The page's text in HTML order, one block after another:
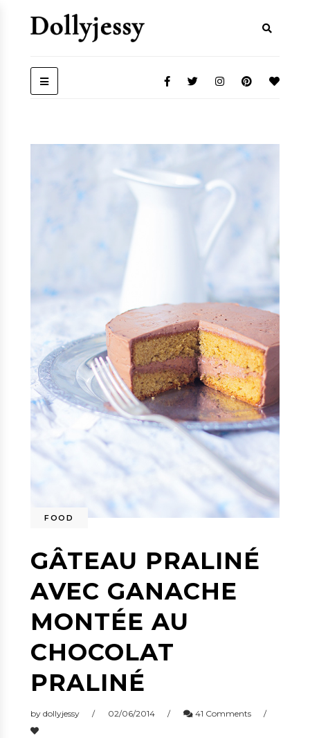
FOOD
GÂTEAU PRALINÉ
AVEC GANACHE
MONTÉE AU
CHOCOLAT
PRALINÉ
by dollyjessy 02/06/2014 41 Comments